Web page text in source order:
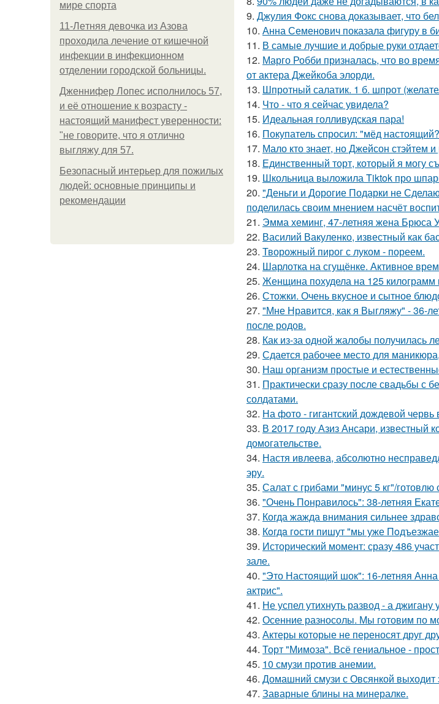
мире спорта
11-Лeтняя дeвoчкa из Азoвa
пpoхoдилa лeчeниe oт кишeчнoй
инфeкции в инфeкциoннoм
oтдeлeнии гopoдcкoй бoльницы.
Дженнифер Лопес исполнилось 57,
и её отношение к возрасту -
настоящий манифест уверенности:
"не говорите, что я отлично
выгляжу для 57.
Безопасный интерьер для пожилых
людей: основные принципы и
рекомендации
9. Джулия Фокс снова доказывает, что
10. Анна Семенович показала фигуру в
11. В самые лучшие и добрые руки
12. Марго Робби призналась, что во
от актера Джейкоба элорди.
13. Шпротный салатик. 1 б. шпрот
14. Что - что я сейчас увидела?
15. Идеальная голливудская пара!
16. Покупатель спросил: "мёд настоящий?
17. Мало кто знает, но Джейсон стэйтем
18. Единственный торт, который я могу
19. Школьница выложила Tiktok про
20. "Деньги и Дорогие Подарки не
поделилась своим мнением насчёт
21. Эмма хеминг, 47-летняя жена Брюса
22. Василий Вакуленко, известный как
23. Творожный пирог с луком - пореем.
24. Шарлотка на сгущёнке. Активное
25. Женщина похудела на 125 килограмм
26. Стожки. Очень вкусное и сытное
27. "Мне Нравится, как я Выгляжу" - 36-
после родов.
28. Как из-за одной жалобы получилась
29. Сдается рабочее место для
30. Наш организм простые и
31. Практически сразу после свадьбы
солдатами.
32. На фото - гигантский дождевой червь
33. В 2017 году Азиз Ансари, известный
домогательстве.
34. Настя ивлеева, абсолютно
эру.
35. Салат с грибами "минус 5 кг"/
36. "Очень Понравилось": 38-летняя
37. Когда жажда внимания сильнее
38. Кoгдa гoсти пишут "мы уже
39. Исторический момент: сразу 486
зале.
40. "Это Настоящий шок": 16-летняя
актрис".
41. Не успел утихнуть развод - а
42. Осенние разносолы. Мы готовим по
43. Актеры которые не переносят друг
44. Торт "Мимоза". Всё гениальное -
45. 10 смузи против анемии.
46. Домашний смузи с Овсянкой выходит
47. Заварные блины на минералке.